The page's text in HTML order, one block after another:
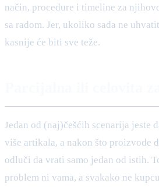
način, procedure i timeline za
sa radom. Jer, ukoliko sada ne
kasnije će biti sve teže.
Jedan od (naj)češćih scenarija jeste
više artikala, a nakon što proizvode
odluči da vrati samo jedan od istih.
problem ni vama, a svakako ne